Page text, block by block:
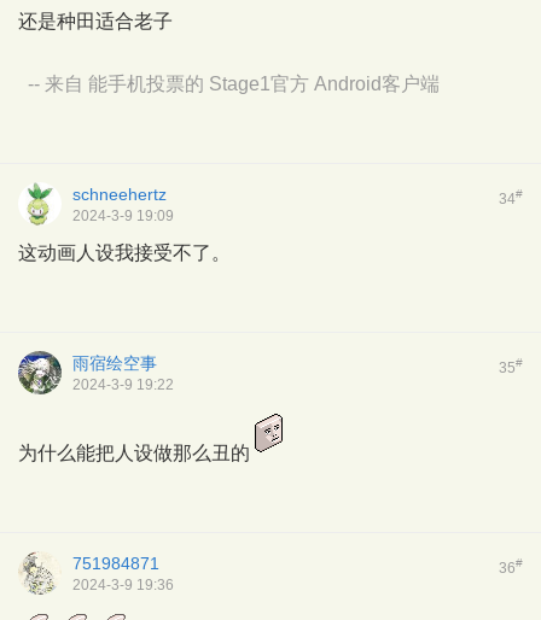
还是种田适合老子
-- 来自 能手机投票的 Stage1官方 Android客户端
34#
schneehertz
2024-3-9 19:09
这动画人设我接受不了。
35#
雨宿绘空事
2024-3-9 19:22
为什么能把人设做那么丑的
36#
751984871
2024-3-9 19:36